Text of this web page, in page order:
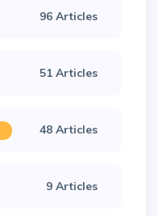
96 Articles
51 Articles
48 Articles
9 Articles